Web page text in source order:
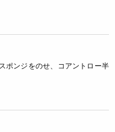
ポンジをのせ、コアントロー半